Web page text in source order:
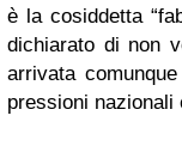
è la cosiddetta
dichiarato di non
arrivata
pressioni nazionali